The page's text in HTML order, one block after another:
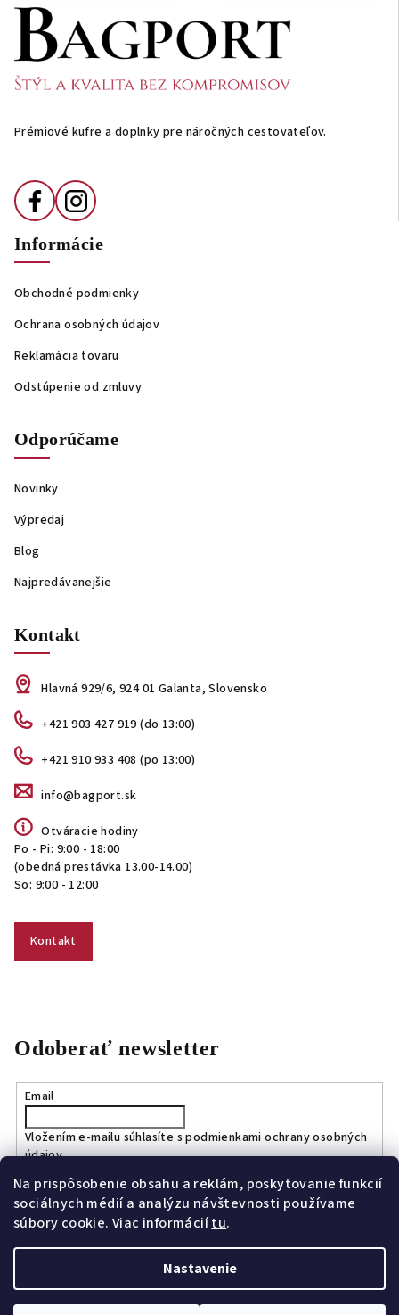
Na prispôsobenie obsahu a reklám, poskytovanie funkcií
sociálnych médií a analýzu návštevnosti používame
súbory cookie. Viac informáciítu.
Nastavenie
Prémiové kufre a doplnky pre náročných cestovateľov.
Informácie
Obchodné podmienky
Ochrana osobných údajov
Reklamácia tovaru
Odstúpenie od zmluvy
Odporúčame
Novinky
Výpredaj
Blog
Najpredávanejšie
Kontakt
Hlavná 929/6, 924 01 Galanta, Slovensko
+421 903 427 919 (do 13:00)
+421 910 933 408 (po 13:00)
info@bagport.sk
Otváracie hodiny
Po - Pi: 9:00 - 18:00
(obedná prestávka 13.00-14.00)
So: 9:00 - 12:00
Kontakt
Odoberať newsletter
Email
Vložením e-mailu súhlasíte spodmienkami ochrany osobných
údajov
Prihlásiť sa